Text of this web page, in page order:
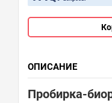
ОПИСАНИЕ
Пробирка-